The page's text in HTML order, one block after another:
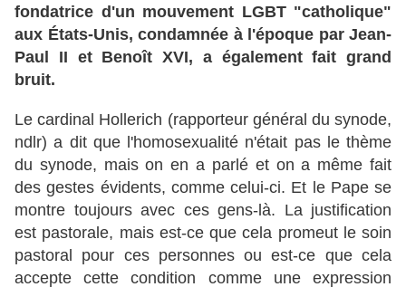
fondatrice d'un mouvement LGBT "catholique"
aux États-Unis, condamnée à l'époque par Jean-
Paul II et Benoît XVI, a également fait grand
bruit.
Le cardinal Hollerich (rapporteur général du synode,
ndlr) a dit que l'homosexualité n'était pas le thème
du synode, mais on en a parlé et on a même fait
des gestes évidents, comme celui-ci. Et le Pape se
montre toujours avec ces gens-là. La justification
est pastorale, mais est-ce que cela promeut le soin
pastoral pour ces personnes ou est-ce que cela
accepte cette condition comme une expression